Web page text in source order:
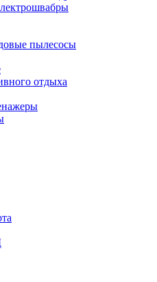
пылесосы
отдыха